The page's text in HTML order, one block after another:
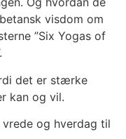
visdom om
”Six Yogas of
det er stærke
kan og vil.
og hverdag til